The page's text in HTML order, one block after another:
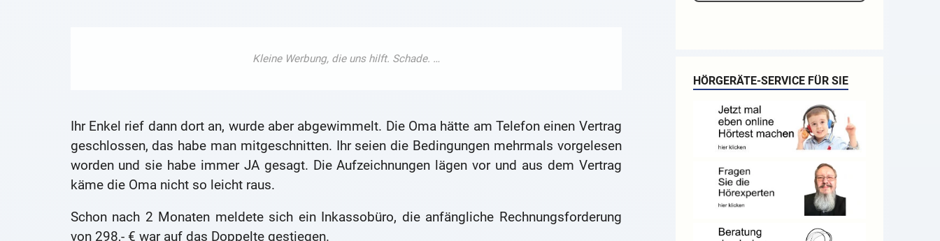
Ihr Enkel rief dann dort an, wurde aber abgewimmelt. Die Oma hätte am Telefon einen Vertrag
geschlossen, das habe man mitgeschnitten. Ihr seien die Bedingungen mehrmals vorgelesen
worden und sie habe immer JA gesagt. Die Aufzeichnungen lägen vor und aus dem Vertrag
käme die Oma nicht so leicht raus.
Schon nach 2 Monaten meldete sich ein Inkassobüro, die anfängliche Rechnungsforderung
von 298,- € war auf das Doppelte gestiegen.
HÖRGERÄTE-SERVICE FÜR SIE